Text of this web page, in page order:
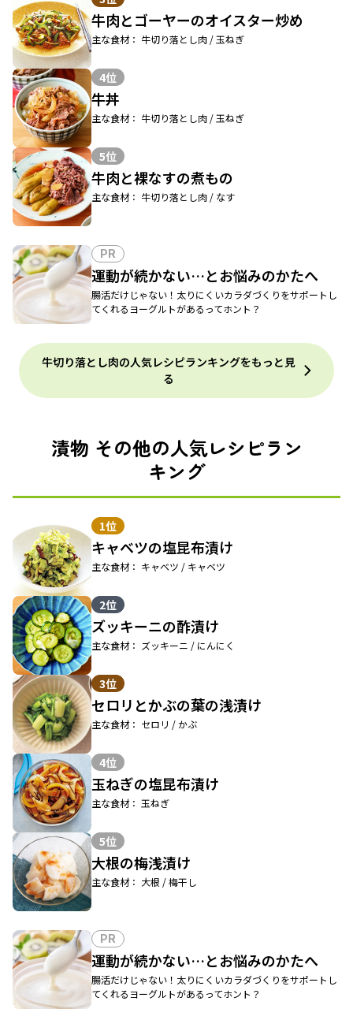
牛肉とゴーヤーのオイスター炒め
主な食材： 牛切り落とし肉 / 玉ねぎ
4位
牛丼
主な食材： 牛切り落とし肉 / 玉ねぎ
5位
牛肉と裸なすの煮もの
主な食材： 牛切り落とし肉 / なす
PR
運動が続かない…とお悩みのかたへ
腸活だけじゃない！太りにくいカラダづくりをサポートし
てくれるヨーグルトがあるってホント？
牛切り落とし肉の人気レシピランキングをもっと見
る
漬物 その他の人気レシピラン
キング
1位
キャベツの塩昆布漬け
主な食材： キャベツ / キャベツ
2位
ズッキーニの酢漬け
主な食材： ズッキーニ / にんにく
3位
セロリとかぶの葉の浅漬け
主な食材： セロリ / かぶ
4位
玉ねぎの塩昆布漬け
主な食材： 玉ねぎ
5位
大根の梅浅漬け
主な食材： 大根 / 梅干し
PR
運動が続かない…とお悩みのかたへ
腸活だけじゃない！太りにくいカラダづくりをサポートし
てくれるヨーグルトがあるってホント？